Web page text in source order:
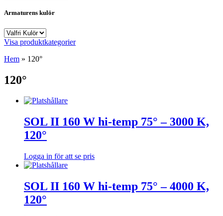
Armaturens kulör
Visa produktkategorier
Hem » 120°
120°
SOL II 160 W hi-temp 75° – 3000 K,
120°
Logga in för att se pris
SOL II 160 W hi-temp 75° – 4000 K,
120°